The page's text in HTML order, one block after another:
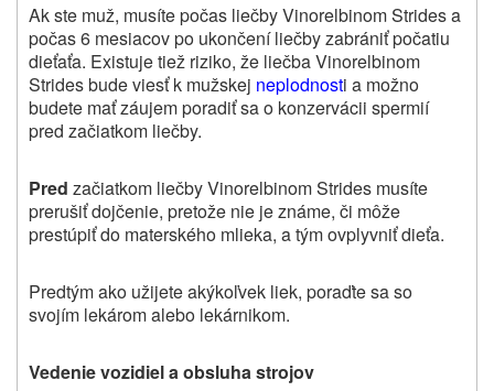
Ak ste muž, musíte počas liečby Vinorelbinom Strides a
počas 6 mesiacov po ukončení liečby zabrániť počatiu
dieťaťa. Existuje tiež riziko, že liečba Vinorelbinom
Strides bude viesť k mužskej neplodnosti a možno
budete mať záujem poradiť sa o konzervácii spermií
pred začiatkom liečby.
Pred začiatkom liečby Vinorelbinom Strides musíte
prerušiť dojčenie, pretože nie je známe, či môže
prestúpiť do materského mlieka, a tým ovplyvniť dieťa.
Predtým ako užijete akýkoľvek liek, poraďte sa so
svojím lekárom alebo lekárnikom.
Vedenie vozidiel a obsluha strojov